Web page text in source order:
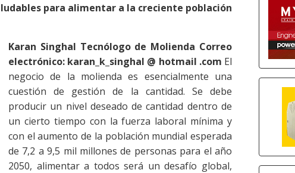
para alimentar a la creciente población
Karan Singhal Tecnólogo de Molienda Correo
electrónico: karan_k_singhal @ hotmail .com El
negocio de la molienda es esencialmente una
cuestión de gestión de la cantidad. Se debe
producir un nivel deseado de cantidad dentro de
un cierto tiempo con la fuerza laboral mínima y
con el aumento de la población mundial esperada
de 7,2 a 9,5 mil millones de personas para el año
2050, alimentar a todos será un desafío global,